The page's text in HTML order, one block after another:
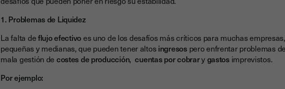
1. Problemas de Liquidez
La falta deflujo efectivoes uno de los desafíos más críticos para muchas
pequeñas y medianas, que pueden tener altos ingresospero enfrentar problemas
mala gestión de costes de producción,cuentas por cobrarygastosimprevistos.
Por ejemplo: